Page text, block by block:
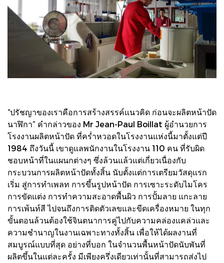
“ปรัชญาของเราคือการสร้างสรรค์แนวคิด ก่อนจะผลิตหน้าปัด
นาฬิกา” คำกล่าวของ Mr Jean-Paul Boillat ผู้อำนวยการ
โรงงานผลิตหน้าปัด ที่คร่ำหวอดในโรงงานแห่งนี้มาตั้งแต่ปี
1984 ถึงวันนี้ เขาดูแลพนักงานในโรงงาน 110 คน ที่รับผิด
ชอบหน้าที่ในแผนกต่างๆ ซึ่งล้วนแล้วแต่เกี่ยวเนื่องกับ
กระบวนการผลิตหน้าปัดทั้งสิ้น นับตั้งแต่การเตรียมวัสดุแรก
เริ่ม สู่การทำเพลท การขึ้นรูปหน้าปัด การเซาะระดับไมโคร
การขัดแต่ง การทำความสะอาดพื้นผิว การปั้มลาย แกะลาย
การเพ้นท์สี ไปจนถึงการติดตัวเลขและขีดเครื่องหมาย ในทุก
ขั้นตอนล้วนต้องใช้จินตนาการคู่ไปกับความคล่องแคล่วและ
ความชำนาญในงานเฉพาะทางทั้งสิ้น เพื่อให้ได้ผลงานที่
สมบูรณ์แบบที่สุด อย่างที่บอก ในจำนวนพื้นหน้าปัดนับพันที่
ผลิตขึ้นในแต่ละครั้ง มีเพียงครึ่งเดียวเท่านั้นที่สามารถส่งไป